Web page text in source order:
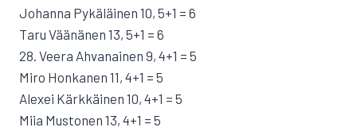
Johanna Pykäläinen 10, 5+1 = 6
Taru Väänänen 13, 5+1 = 6
28. Veera Ahvanainen 9, 4+1 = 5
Miro Honkanen 11, 4+1 = 5
Alexei Kärkkäinen 10, 4+1 = 5
Miia Mustonen 13, 4+1 = 5